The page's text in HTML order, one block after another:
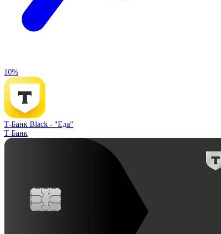
10%
Т-Банк Black - "Еда"
Т-Банк